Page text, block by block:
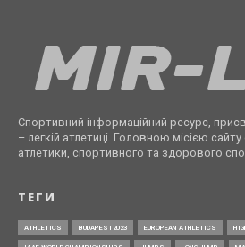
Спортивний інформаційний ресурс,
– легкій атлетиці. Головною місією
атлетики, спортивного та здорового
ТЕГИ
ATHLETICS BUDAPEST2023 EUROPEAN ATHLETICS